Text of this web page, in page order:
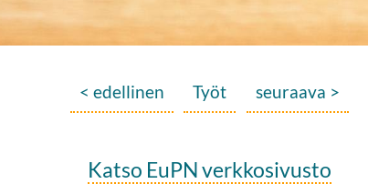
< edellinen Työt seuraava >
Katso EuPN verkkosivusto